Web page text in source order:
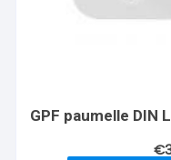
GPF paumelle DIN
€